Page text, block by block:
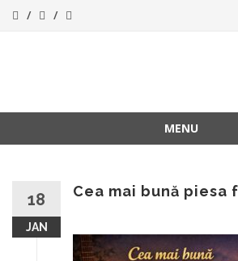
MENU
18
JAN
Cea mai bună piesa